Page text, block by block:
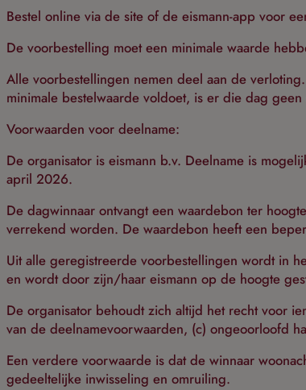
Bestel online via de site of de eismann-app voor
De voorbestelling moet een minimale waarde
Alle voorbestellingen nemen deel aan de
minimale bestelwaarde voldoet, is er die dag
Voorwaarden voor deelname:
De organisator is eismann b.v. Deelname is
april 2026.
De dagwinnaar ontvangt een waardebon ter
verrekend worden. De waardebon heeft een
Uit alle geregistreerde voorbestellingen wordt in
en wordt door zijn/haar eismann op de hoogte
De organisator behoudt zich altijd het recht voor
van de deelnamevoorwaarden, (c) ongeoorloofd
Een verdere voorwaarde is dat de winnaar
gedeeltelijke inwisseling en omruiling.